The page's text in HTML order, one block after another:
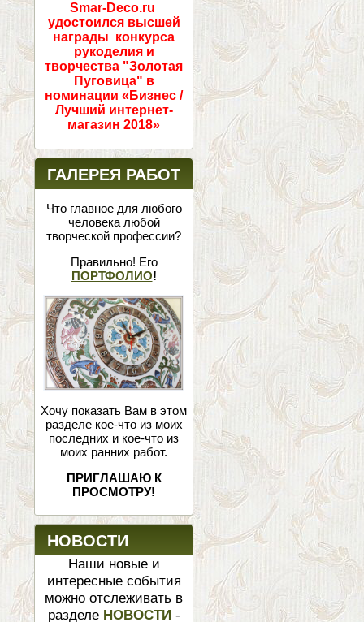
Smar-Deco.ru
удостоился высшей
награды конкурса
рукоделия и
творчества "Золотая
Пуговица" в
номинации «Бизнес /
Лучший интернет-
магазин 2018»
ГАЛЕРЕЯ РАБОТ
Что главное для любого
человека любой
творческой профессии?
Правильно! Его
ПОРТФОЛИО!
Хочу показать Вам в этом
разделе кое-что из моих
последних и кое-что из
моих ранних работ.
ПРИГЛАШАЮ К
ПРОСМОТРУ!
НОВОСТИ
Наши новые и
интересные события
можно отслеживать в
разделе НОВОСТИ -